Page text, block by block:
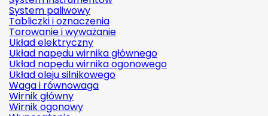
System paliwowy
Tabliczki i oznaczenia
Torowanie i wyważanie
Układ elektryczny
Układ napędu wirnika głównego
Układ napędu wirnika ogonowego
Układ oleju silnikowego
Waga i równowaga
Wirnik główny
Wirnik ogonowy